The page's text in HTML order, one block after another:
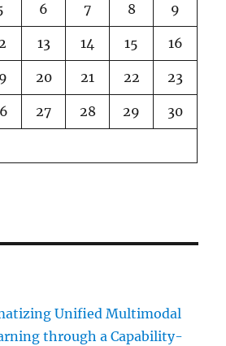
6 7 8 9
13 14 15 16
20 21 22 23
27 28 29 30
Unified Multimodal
through a Capability-